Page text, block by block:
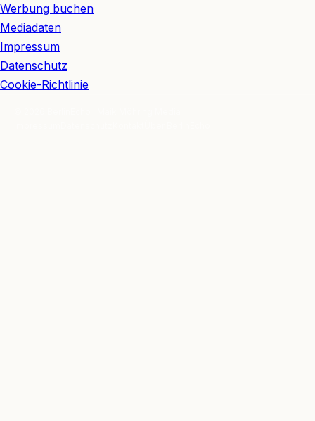
Werbung buchen
Mediadaten
Impressum
Datenschutz
Cookie-Richtlinie